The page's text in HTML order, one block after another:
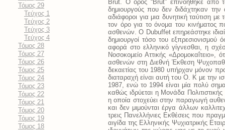
Τόμος 29
Τεύχος 1
Τεύχος 2
Τεύχος 3
Τεύχος 4
Τόμος 28
Τόμος 27
Τόμος 26
Τόμος 25
Τόμος 24
Τόμος 23
Τόμος 22
Τόμος 21
Τόμος 20
Τόμος 19
Τόμος 18
Brut. Ο όρος “Brut” επινοήθηκε από
δημιουργούς που δεν διδάχτηκαν
αδιάφοροι για μια δυνητική ταύτιση
τον όρο για το όνομα του κινήματος
ασθενών. Ο Dubuffet επηρεάστηκε
δημιουργοί τόσο του
αφορά στο ελληνικό γίγνεσθαι, η
Νοσοκομείο Αττικής
ασθενών στη Διεθνή Έκθεση
δεκαετίας του 1980 υπήρχαν μόνον
διαταραχή είναι αυτή του Ο. Κ με την
1987, ενώ το 1994 είναι μία πολύ
καθώς ιδρύεται η Μονάδα
η οποία στοχεύει στην παραγωγή
και δεν μιμούνται έργα άλλων
τρεις Πανελλήνιες Εκθέσεις που
αιγίδα της Ελληνικής Ψυχιατρικής